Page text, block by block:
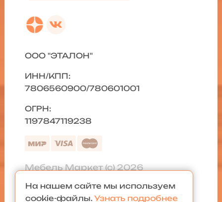
ООО "ЭТАЛОН"
ИНН/КПП:
7806560900/780601001
ОГРН:
1197847119238
Мебель Маркет (с) 2026
Политика конфиденциальности
На нашем сайте мы используем
cookie-файлы. Узнать подробнее